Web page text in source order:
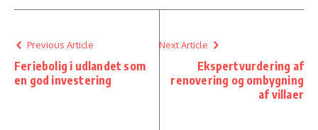
Previous Article
Feriebolig i udlandet som
en god investering
Next Article
Ekspertvurdering af
renovering og ombygning
af villaer